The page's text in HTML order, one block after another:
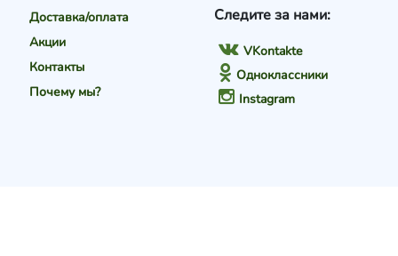
Доставка/оплата
Акции
Контакты
Почему мы?
Следите за нами:
VKontakte
Одноклассники
Instagram